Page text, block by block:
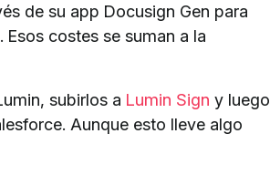
de su app Docusign Gen para
costes se suman a la
subirlos a Lumin Sign y luego
Aunque esto lleve algo